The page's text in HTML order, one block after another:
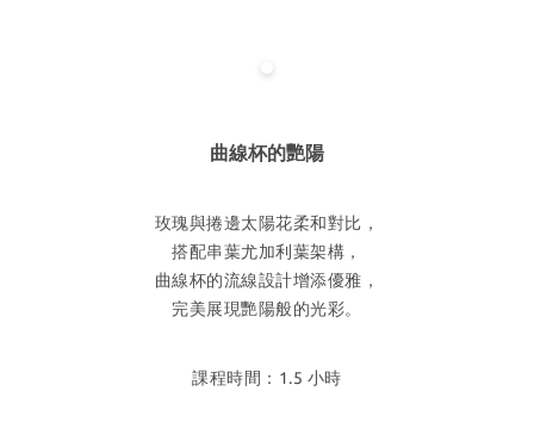
曲線杯的艷陽
玫瑰與捲邊太陽花柔和對比，
搭配串葉尤加利葉架構，
曲線杯的流線設計增添優雅，
完美展現艷陽般的光彩。
課程時間：1.5 小時